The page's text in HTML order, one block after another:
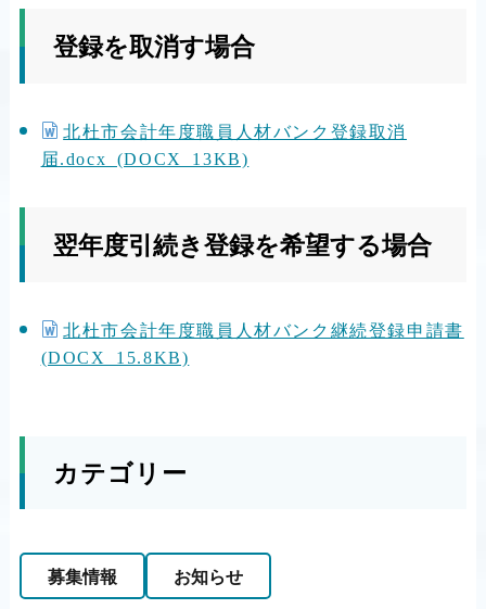
登録を取消す場合
北杜市会計年度職員人材バンク登録取消
届.docx (DOCX 13KB)
翌年度引続き登録を希望する場合
北杜市会計年度職員人材バンク継続登録申請書
(DOCX 15.8KB)
カテゴリー
募集情報 お知らせ